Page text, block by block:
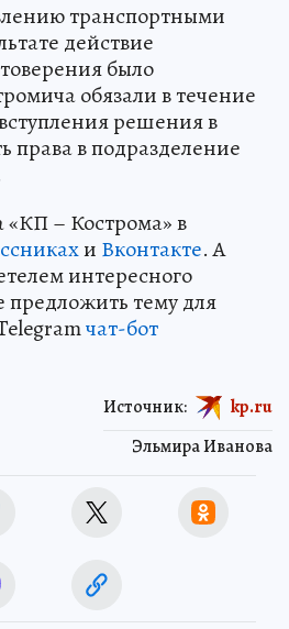
транспортными
действие
было
обязали в течение
решения в
права в подразделение
– Кострома» в
и Вконтакте. А
интересного
предложить тему для
чат-бот
Эльмира Иванова
Источник: kp.ru